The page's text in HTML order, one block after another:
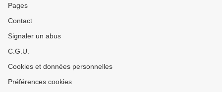
Pages
Contact
Signaler un abus
C.G.U.
Cookies et données personnelles
Préférences cookies